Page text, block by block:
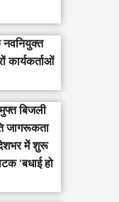
नवनियुक्त
कार्यकर्ताओं
बिजली
जागरूकता
में शुरू
‘बधाई हो